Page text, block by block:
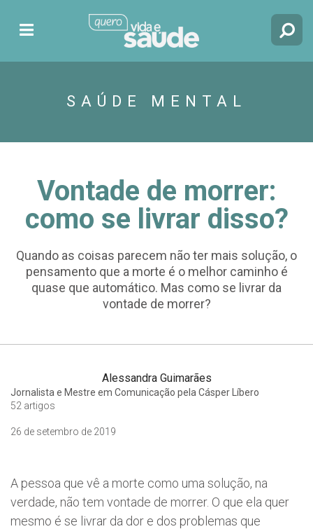
SAÚDE MENTAL
Vontade de morrer:
como se livrar disso?
Quando as coisas parecem não ter mais solução, o
pensamento que a morte é o melhor caminho é
quase que automático. Mas como se livrar da
vontade de morrer?
Alessandra Guimarães
Jornalista e Mestre em Comunicação pela Cásper Líbero
52 artigos
26 de setembro de 2019
A pessoa que vê a morte como uma solução, na
verdade, não tem vontade de morrer. O que ela quer
mesmo é se livrar da dor e dos problemas que